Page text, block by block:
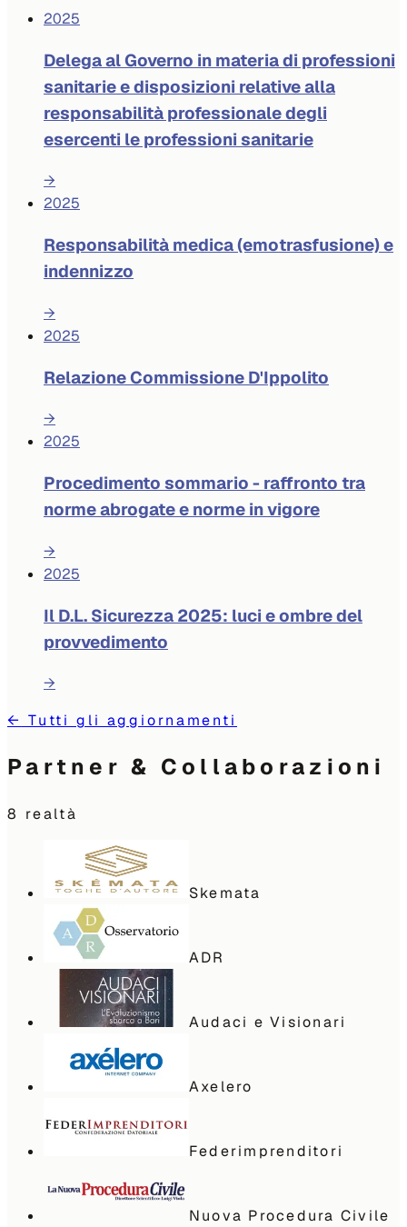
2025
Delega al Governo in materia di professioni
sanitarie e disposizioni relative alla
responsabilità professionale degli
esercenti le professioni sanitarie
→
2025
Responsabilità medica (emotrasfusione) e
indennizzo
→
2025
Relazione Commissione D'Ippolito
→
2025
Procedimento sommario - raffronto tra
norme abrogate e norme in vigore
→
2025
Il D.L. Sicurezza 2025: luci e ombre del
provvedimento
→
← Tutti gli aggiornamenti
Partner & Collaborazioni
8 realtà
Skemata
ADR
Audaci e Visionari
Axelero
Federimprenditori
Nuova Procedura Civile